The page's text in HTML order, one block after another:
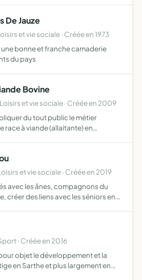
De Jauze
et vie sociale · Créée en 1973
bonne et franche camaderie
du pays
Bovine
et vie sociale · Créée en 2009
du tout public le métier
race à viande (allaitante) en
et vie sociale · Créée en 2019
avec les ânes, compagnons du
créer des liens avec les séniors en
· Créée en 2016
objet le développement et la
en Sarthe et plus largement en